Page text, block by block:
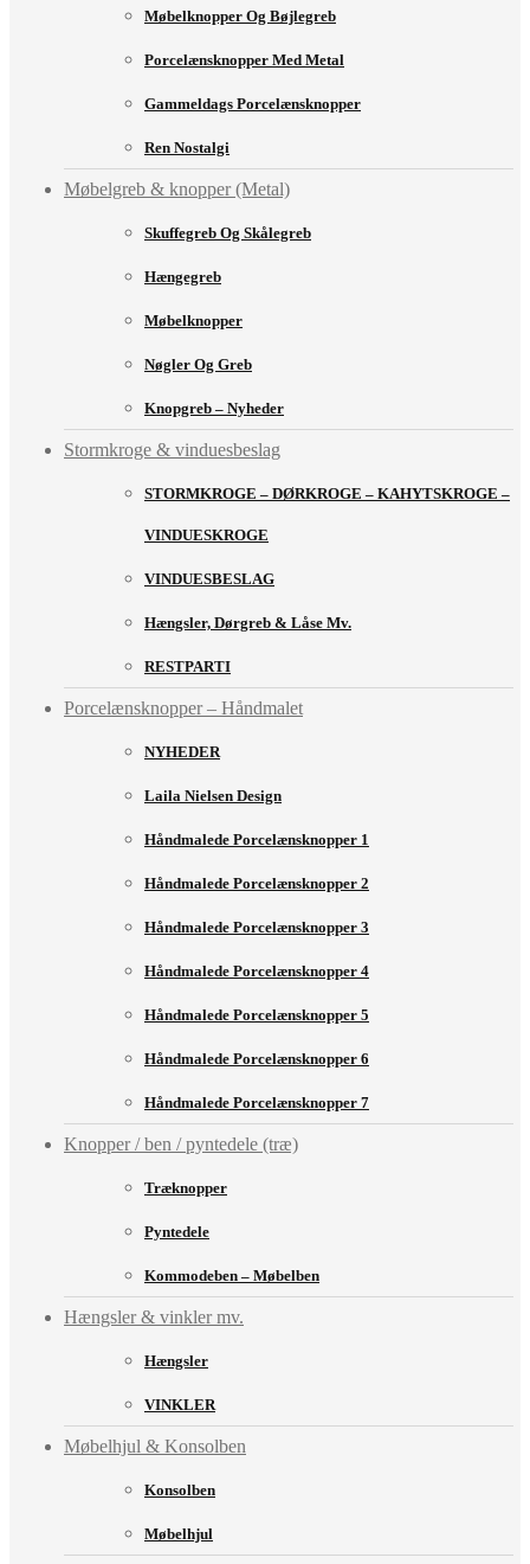
Møbelknopper Og Bøjlegreb
Porcelænsknopper Med Metal
Gammeldags Porcelænsknopper
Ren Nostalgi
Møbelgreb & knopper (Metal)
Skuffegreb Og Skålegreb
Hængegreb
Møbelknopper
Nøgler Og Greb
Knopgreb – Nyheder
Stormkroge & vinduesbeslag
STORMKROGE – DØRKROGE – KAHYTSKROGE –
VINDUESKROGE
VINDUESBESLAG
Hængsler, Dørgreb & Låse Mv.
RESTPARTI
Porcelænsknopper – Håndmalet
NYHEDER
Laila Nielsen Design
Håndmalede Porcelænsknopper 1
Håndmalede Porcelænsknopper 2
Håndmalede Porcelænsknopper 3
Håndmalede Porcelænsknopper 4
Håndmalede Porcelænsknopper 5
Håndmalede Porcelænsknopper 6
Håndmalede Porcelænsknopper 7
Knopper / ben / pyntedele (træ)
Træknopper
Pyntedele
Kommodeben – Møbelben
Hængsler & vinkler mv.
Hængsler
VINKLER
Møbelhjul & Konsolben
Konsolben
Møbelhjul